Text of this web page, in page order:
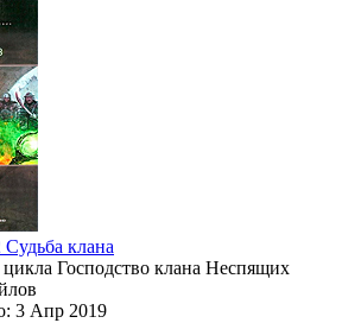
Судьба клана
Господство клана Неспящих
3 Апр 2019